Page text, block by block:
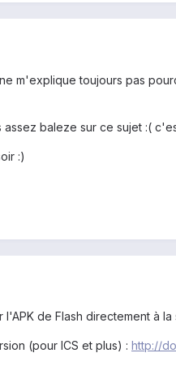
m'explique toujours pas
baleze sur ce sujet :(
:)
de Flash directement à
(pour ICS et plus) : http://